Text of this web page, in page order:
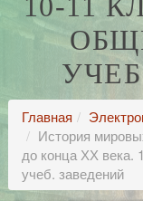
Главная
История
до конца ХХ века.
учеб. заведений